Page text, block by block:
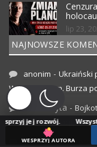
lip 23,
NAJNOWSZE
anonim - Ukraiński
Wehrmachtem. Burza
Demokryta -
apeli o rezygnację z
z-k-Ukraiński
Wszystkie treści
WESPRZYJ AUTORA